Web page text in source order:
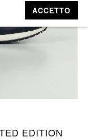
EDITION
ACCETTO